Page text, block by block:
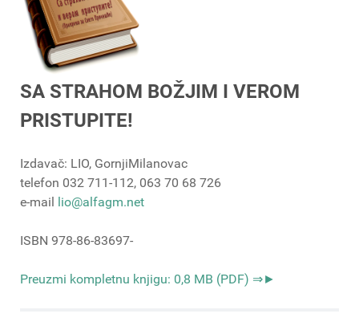
SA STRAHOM BOŽJIM I VEROM
PRISTUPITE!
Izdavač: LIO, GornjiMilanovac
telefon 032 711-112, 063 70 68 726
e-mail lio@alfagm.net
ISBN 978-86-83697-
Preuzmi kompletnu knjigu: 0,8 MB (PDF) ⇒►